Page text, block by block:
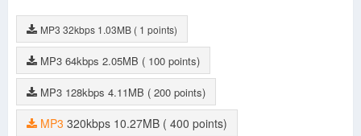
MP3 32kbps 1.03MB ( 1 points)
MP3 64kbps 2.05MB ( 100 points)
MP3 128kbps 4.11MB ( 200 points)
MP3 320kbps 10.27MB
( 400 points)